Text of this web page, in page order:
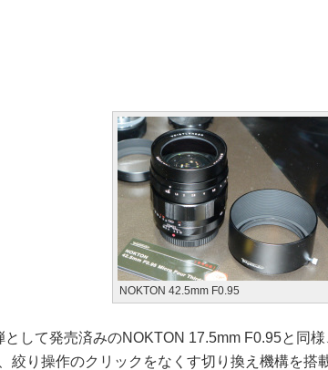
NOKTON 42.5mm F0.95
して発売済みのNOKTON 17.5mm F0.95と同
絞り操作のクリックをなくす切り換え機構を搭